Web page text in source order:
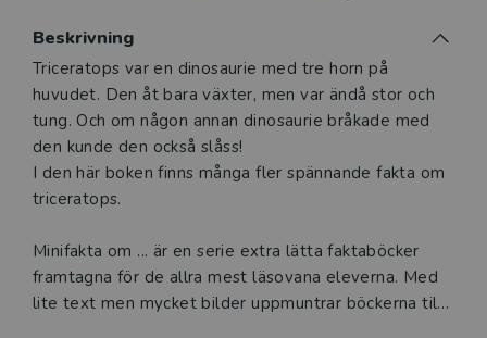
Beskrivning
Beskrivning
Triceratops var en dinosaurie med tre horn på
huvudet. Den åt bara växter, men var ändå stor och
tung. Och om någon annan dinosaurie bråkade med
den kunde den också slåss!
I den här boken finns många fler spännande fakta om
triceratops.
Minifakta om ... är en serie extra lätta faktaböcker
framtagna för de allra mest läsovana eleverna. Med
lite text men mycket bilder uppmuntrar böckerna till